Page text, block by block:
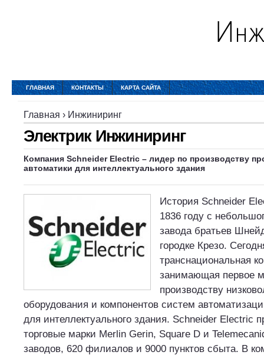
ГЛАВНАЯ КОНТАКТЫ КАРТА САЙТА
Главная › Инжиниринг
Электрик Инжиниринг
Компания Schneider Electric – лидер по производству
автоматики для интеллектуального здания
История Schneider
1836 году с
завода братьев
городке Крезо.
транснациональная
занимающая первое
производству
оборудования и компонентов систем
для интеллектуального здания. Schneider Electric
торговые марки Merlin Gerin, Square D и
заводов, 620 филиалов и 9000 пунктов сбыта. В